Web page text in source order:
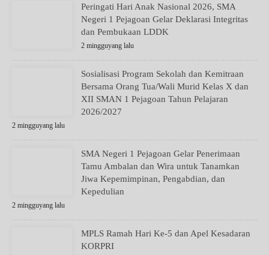
Peringati Hari Anak Nasional 2026, SMA
Negeri 1 Pejagoan Gelar Deklarasi Integritas
dan Pembukaan LDDK
2 mingguyang lalu
Sosialisasi Program Sekolah dan Kemitraan
Bersama Orang Tua/Wali Murid Kelas X dan
XII SMAN 1 Pejagoan Tahun Pelajaran
2026/2027
2 mingguyang lalu
SMA Negeri 1 Pejagoan Gelar Penerimaan
Tamu Ambalan dan Wira untuk Tanamkan
Jiwa Kepemimpinan, Pengabdian, dan
Kepedulian
2 mingguyang lalu
MPLS Ramah Hari Ke-5 dan Apel Kesadaran
KORPRI